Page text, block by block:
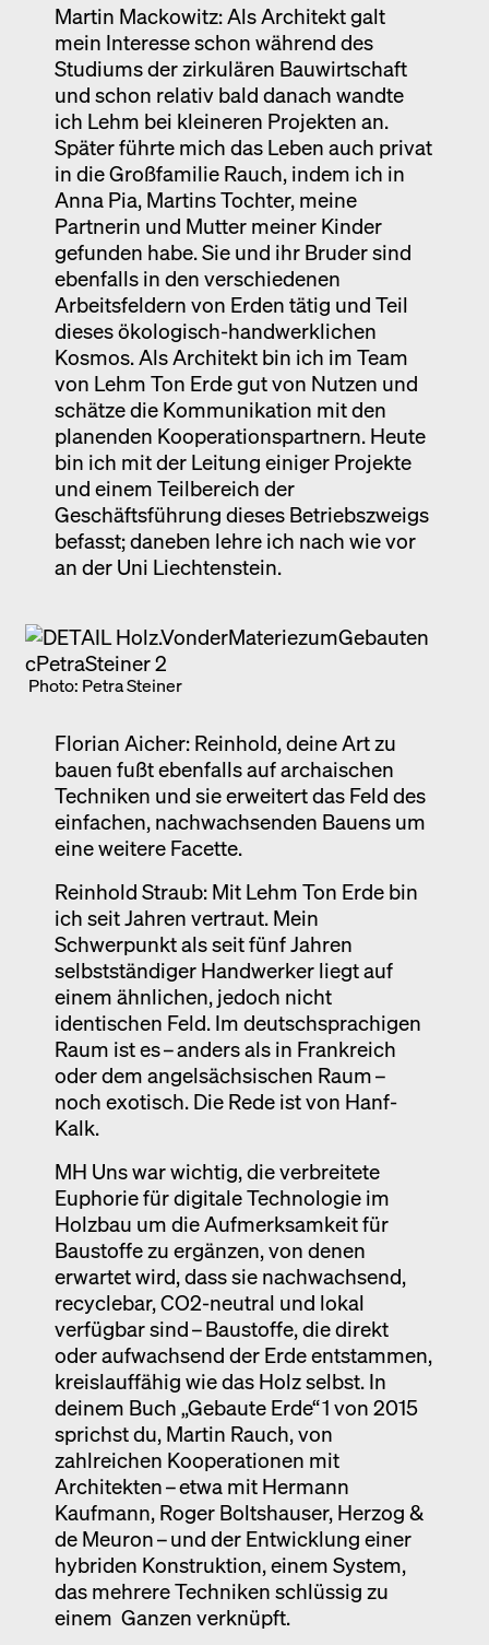
Martin Mackowitz: Als Architekt galt
mein Interesse schon während des
Studiums der zirkulären Bauwirtschaft
und schon relativ bald danach wandte
ich Lehm bei kleineren Projekten an.
Später führte mich das Leben auch privat
in die Großfamilie Rauch, indem ich in
Anna Pia, Martins Tochter, meine
Partnerin und Mutter meiner Kinder
gefunden habe. Sie und ihr Bruder sind
ebenfalls in den verschiedenen
Arbeitsfeldern von Erden tätig und Teil
dieses ökologisch-handwerklichen
Kosmos. Als Architekt bin ich im Team
von Lehm Ton Erde gut von Nutzen und
schätze die Kommunikation mit den
planenden Kooperationspartnern. Heute
bin ich mit der Leitung einiger Projekte
und einem Teilbereich der
Geschäftsführung dieses Betriebszweigs
befasst; daneben lehre ich nach wie vor
an der Uni Liechtenstein.
Photo: Petra Steiner
Florian Aicher: Reinhold, deine Art zu
bauen fußt ebenfalls auf archaischen
Techniken und sie erweitert das Feld des
einfachen, nachwachsenden Bauens um
eine weitere Facette.
Reinhold Straub: Mit Lehm Ton Erde bin
ich seit Jahren vertraut. Mein
Schwerpunkt als seit fünf Jahren
selbstständiger Handwerker liegt auf
einem ähnlichen, jedoch nicht
identischen Feld. Im deutschsprachigen
Raum ist es – anders als in Frankreich
oder dem angelsächsischen Raum –
noch exotisch. Die Rede ist von Hanf-
Kalk.
MH Uns war wichtig, die verbreitete
Euphorie für digitale Technologie im
Holzbau um die Aufmerksamkeit für
Baustoffe zu ergänzen, von denen
erwartet wird, dass sie nachwachsend,
recyclebar, CO2-neutral und lokal
verfügbar sind – Baustoffe, die direkt
oder aufwachsend der Erde entstammen,
kreislauffähig wie das Holz selbst. In
deinem Buch „Gebaute Erde“ 1 von 2015
sprichst du, Martin Rauch, von
zahlreichen Kooperationen mit
Architekten – etwa mit Hermann
Kaufmann, Roger Boltshauser, Herzog &
de Meuron – und der Entwicklung einer
hybriden Konstruktion, einem System,
das mehrere Techniken schlüssig zu
einem Ganzen verknüpft.